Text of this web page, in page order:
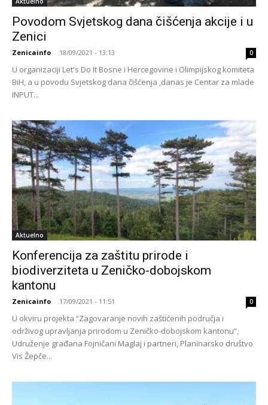
Povodom Svjetskog dana čišćenja akcije i u
Zenici
Zenicainfo - 18/09/2021 - 13:13 0
U organizaciji Let's Do It Bosne i Hercegovine i Olimpijskog komiteta
BiH, a u povodu Svjetskog dana čišćenja ,danas je Centar za mlade
INPUT...
Aktuelno
Konferencija za zaštitu prirode i
biodiverziteta u Zeničko-dobojskom
kantonu
Zenicainfo - 17/09/2021 - 11:51 0
U okviru projekta “Zagovaranje novih zaštićenih područja i
održivog upravljanja prirodom u Zeničko-dobojskom kantonu“,
Udruženje građana Fojničani Maglaj i partneri, Planinarsko društvo
Vis Žepče...